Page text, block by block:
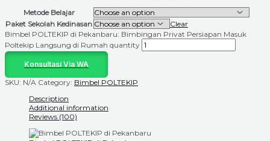
Metode Belajar
Paket Sekolah Kedinasan
Clear
Bimbel POLTEKIP di Pekanbaru: Bimbingan Privat Persiapan Masuk
Poltekip Langsung di Rumah quantity
Konsultasi Via WA
SKU: N/A Category: Bimbel POLTEKIP
Description
Additional information
Reviews (100)